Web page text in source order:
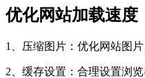
优化网站加载速度
1、压缩图片：优化网站图
2、缓存设置：合理设置浏